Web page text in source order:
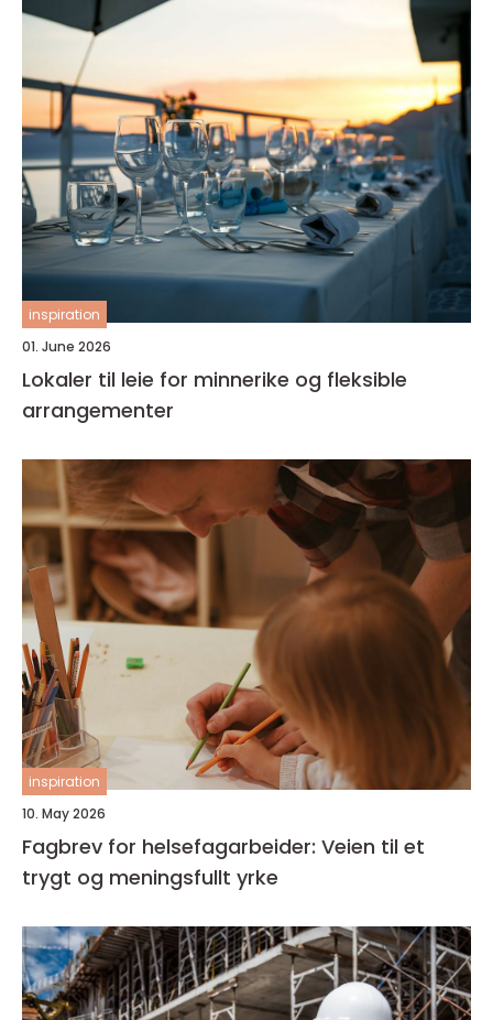
inspiration
01. June 2026
Lokaler til leie for minnerike og fleksible
arrangementer
inspiration
10. May 2026
Fagbrev for helsefagarbeider: Veien til et
trygt og meningsfullt yrke